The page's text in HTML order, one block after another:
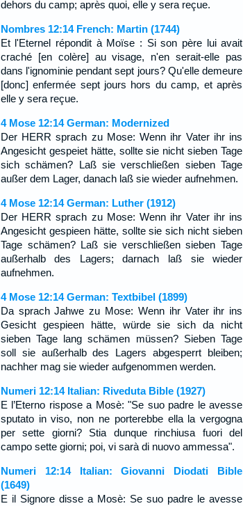
dehors du camp; après quoi, elle y sera reçue.
Nombres 12:14 French: Martin (1744)
Et l'Eternel répondit à Moïse : Si son père lui avait
craché [en colère] au visage, n'en serait-elle pas
dans l'ignominie pendant sept jours? Qu'elle demeure
[donc] enfermée sept jours hors du camp, et après
elle y sera reçue.
4 Mose 12:14 German: Modernized
Der HERR sprach zu Mose: Wenn ihr Vater ihr ins
Angesicht gespeiet hätte, sollte sie nicht sieben Tage
sich schämen? Laß sie verschließen sieben Tage
außer dem Lager, danach laß sie wieder aufnehmen.
4 Mose 12:14 German: Luther (1912)
Der HERR sprach zu Mose: Wenn ihr Vater ihr ins
Angesicht gespieen hätte, sollte sie sich nicht sieben
Tage schämen? Laß sie verschließen sieben Tage
außerhalb des Lagers; darnach laß sie wieder
aufnehmen.
4 Mose 12:14 German: Textbibel (1899)
Da sprach Jahwe zu Mose: Wenn ihr Vater ihr ins
Gesicht gespieen hätte, würde sie sich da nicht
sieben Tage lang schämen müssen? Sieben Tage
soll sie außerhalb des Lagers abgesperrt bleiben;
nachher mag sie wieder aufgenommen werden.
Numeri 12:14 Italian: Riveduta Bible (1927)
E l’Eterno rispose a Mosè: "Se suo padre le avesse
sputato in viso, non ne porterebbe ella la vergogna
per sette giorni? Stia dunque rinchiusa fuori del
campo sette giorni; poi, vi sarà di nuovo ammessa".
Numeri 12:14 Italian: Giovanni Diodati Bible
(1649)
E il Signore disse a Mosè: Se suo padre le avesse